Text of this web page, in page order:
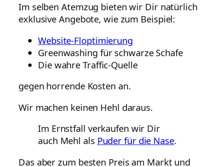
Im selben Atemzug bieten wir Dir natürlich
exklusive Angebote, wie zum Beispiel:
Website-Floptimierung
Greenwashing für schwarze Schafe
Die wahre Traffic-Quelle
gegen horrende Kosten an.
Wir machen keinen Hehl daraus.
Im Ernstfall verkaufen wir Dir
auch Mehl als Puder für die Nase.
Das aber zum besten Preis am Markt und